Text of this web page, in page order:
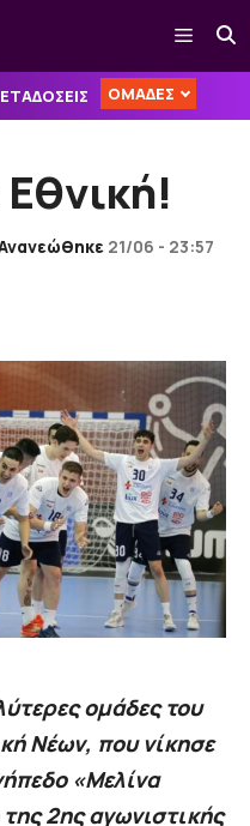
Μενού
ΟΜΑΔΕΣ
Εθνική!
21/06 - 23:57
ομάδες του
Νέων, που νίκησε
«Μελίνα
2ης αγωνιστικής